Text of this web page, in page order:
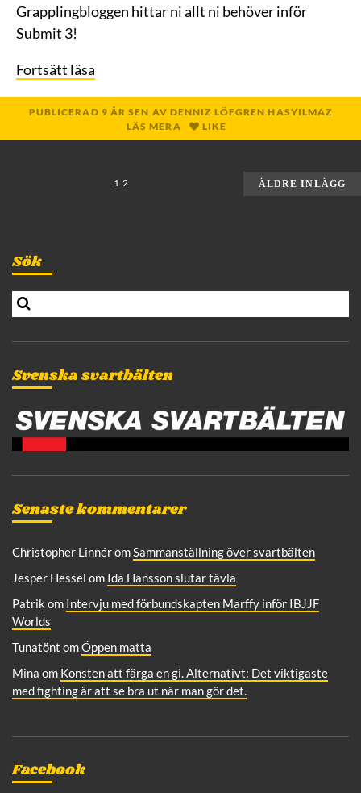
Grapplingbloggen hittar ni allt ni behöver inför
Submit 3!
Fortsätt läsa
PUBLICERAD 9 ÅR SEN AV DENNIZ LÖFGREN HASYILMAZ
LÄS MERA
LIKE
SIDNUMRERING
1 2 ÄLDRE INLÄGG
Sök
e
r
h
Svenska svartbälten
Senaste kommentarer
Christopher LinnéromSammanställning över svartbälten
Jesper Hessel om Ida Hansson slutar tävla
Patrik om Intervju med förbundskapten Marffy inför IBJJF
Worlds
Tunatönt omÖppen matta
Mina om Konsten att färga en gi. Alternativt: Det viktigaste
med fighting är att se bra ut när man gör det.
Facebook